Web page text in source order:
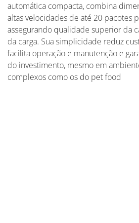
automática compacta, combina
altas velocidades de até 20 pacotes
assegurando qualidade superior da
da carga. Sua simplicidade reduz
facilita operação e manutenção e
do investimento, mesmo em
complexos como os do pet food